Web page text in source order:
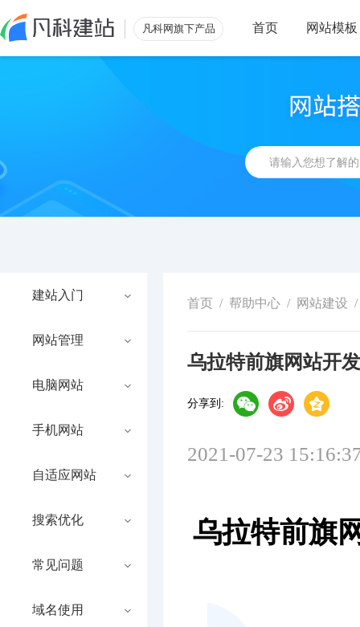
凡科网旗下产品 首页 网站模板
建站入门
网站管理
电脑网站
手机网站
自适应网站
搜索优化
常见问题
域名使用
首页 / 帮助中心 / 网站建设 /
乌拉特前旗网站开
分享到:
2021-07-23
乌拉特前旗